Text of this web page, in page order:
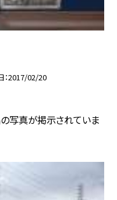
2017/02/20
写真が掲示されていま